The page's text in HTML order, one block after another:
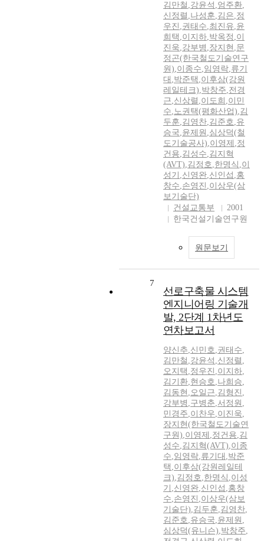
김만철 ,강윤석 ,엄주환,
신정렬 ,나성훈,김은,정
우진 ,권태수,최진유,윤
희택 ,이지하,박옥정 ,이
진욱,강부병 ,장지현 ,문
정곤(한국철도기술연구
원),이종수,임영락,류기
대 ,박준택 ,이후삼(강원
레일테크),박창주,전경
근,신상렬 ,이도희 ,이민
수,노권택(평화산업),김
두훈,김영찬,김준호,유
승국,윤제원 ,심상덕(철
도기술공사),이영제 ,정
건용,김성수,김지혁
(AVT),김정호,한명식 ,이
성기 ,신영완,신인섭 ,홍
창수,손영진 ,이상우(삼
보기술단)
건설교통부
2001
한국건설기술연구원
원문보기
7
선로구축물 시스템
엔지니어링 기술개
발, 2단계 1차년도
연차보고서
양신추,신민호,권태수,
김만철 ,강윤석 ,신정렬 ,
오지택 ,정우진 ,이지하,
김기환,현승호,나희승,
김동현 ,오일근,김형진 ,
강부병 ,구병춘,서정원 ,
민경주,이찬우,이진욱,
장지현(한국철도기술연
구원),이영제 ,정건용,김
성수,김지혁(AVT),이종
수,임영락,류기대 ,박준
택 ,이후삼(강원레일테
크),김정호,한명식 ,이성
기 ,신영완,신인섭 ,홍창
수,손영진 ,이상우(삼보
기술단),김두훈,김영찬,
김준호,유승국,윤제원 ,
심상덕(유니슨),박창주,